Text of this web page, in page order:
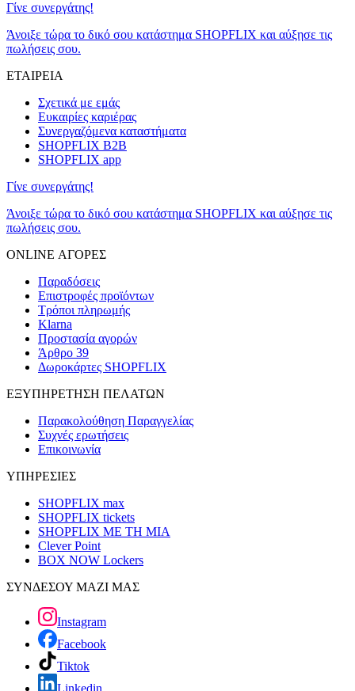
Γίνε συνεργάτης!
Άνοιξε τώρα το δικό σου κατάστημα SHOPFLIX και αύξησε τις
πωλήσεις σου.
ΕΤΑΙΡΕΙΑ
Σχετικά με εμάς
Ευκαιρίες καριέρας
Συνεργαζόμενα καταστήματα
SHOPFLIX B2B
SHOPFLIX app
Γίνε συνεργάτης!
Άνοιξε τώρα το δικό σου κατάστημα SHOPFLIX και αύξησε τις
πωλήσεις σου.
ONLINE ΑΓΟΡΕΣ
Παραδόσεις
Επιστροφές προϊόντων
Τρόποι πληρωμής
Klarna
Προστασία αγορών
Άρθρο 39
Δωροκάρτες SHOPFLIX
ΕΞΥΠΗΡΕΤΗΣΗ ΠΕΛΑΤΩΝ
Παρακολούθηση Παραγγελίας
Συχνές ερωτήσεις
Επικοινωνία
ΥΠΗΡΕΣΙΕΣ
SHOPFLIX max
SHOPFLIX tickets
SHOPFLIX ΜΕ ΤΗ ΜΙΑ
Clever Point
BOX NOW Lockers
ΣΥΝΔΕΣΟΥ ΜΑΖΙ ΜΑΣ
Instagram
Facebook
Tiktok